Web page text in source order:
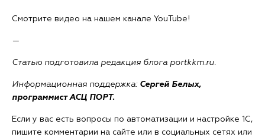
Смотрите видео на нашем канале YouTube!
—
Статью подготовила редакция блога portkkm.ru.
Информационная поддержка: Сергей Белых,
программист АСЦ ПОРТ.
Если у вас есть вопросы по автоматизации и настройке 1С,
пишите комментарии на сайте или в социальных сетях или